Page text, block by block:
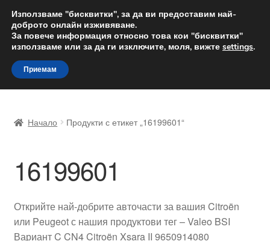
ДОСТАВКА от 12 лв.
Доставка по целия свят
Skip
to
navigation
Skip
to
content
Доставка по целия свят
Жалби
Количка
Начало Продукти с етикет „16199601“
16199601
Открийте най-добрите авточасти за вашия Citroën
или Peugeot с нашия продуктови тег – Valeo BSI
Вариант C CN4 Citroën Xsara II 9650914080
Използваме "бисквитки", за да ви предоставим най-
доброто онлайн изживяване.
За повече информация относно това кои "бисквитки"
използваме или за да ги изключите, моля, вижте settings.
Приемам